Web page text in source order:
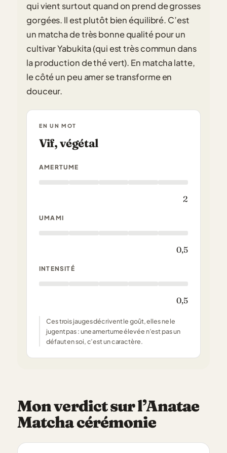
qui vient surtout quand on prend de grosses
gorgées. Il est plutôt bien équilibré. C’est
un matcha de très bonne qualité pour un
cultivar Yabukita (qui est très commun dans
la production de thé vert). En matcha latte,
le côté un peu amer se transforme en
douceur.
EN UN MOT
Vif, végétal
AMERTUME
2
UMAMI
0,5
INTENSITÉ
0,5
Ces trois jauges décrivent le goût, elles ne le
jugent pas : une amertume élevée n’est pas un
défaut en soi, c’est un caractère.
Mon verdict sur l’Anatae
Matcha cérémonie